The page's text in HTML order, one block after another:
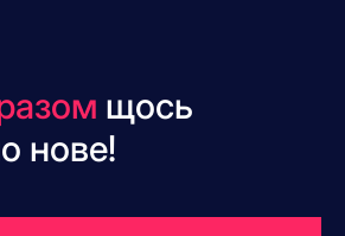
щось
нове!